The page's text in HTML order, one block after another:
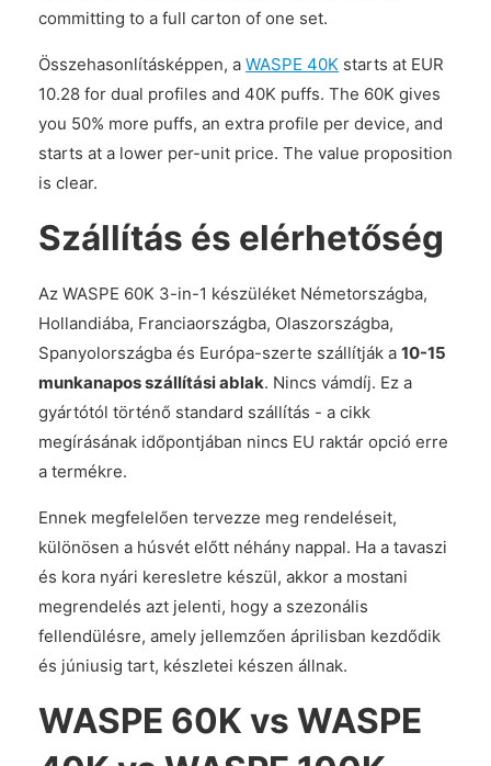
committing to a full carton of one set.
Összehasonlításképpen, a WASPE 40K starts at EUR
10.28 for dual profiles and 40K puffs. The 60K gives
you 50% more puffs, an extra profile per device, and
starts at a lower per-unit price. The value proposition
is clear.
Szállítás és elérhetőség
Az WASPE 60K 3-in-1 készüléket Németországba,
Hollandiába, Franciaországba, Olaszországba,
Spanyolországba és Európa-szerte szállítják a 10-15
munkanapos szállítási ablak. Nincs vámdíj. Ez a
gyártótól történő standard szállítás - a cikk
megírásának időpontjában nincs EU raktár opció erre
a termékre.
Ennek megfelelően tervezze meg rendeléseit,
különösen a húsvét előtt néhány nappal. Ha a tavaszi
és kora nyári keresletre készül, akkor a mostani
megrendelés azt jelenti, hogy a szezonális
fellendülésre, amely jellemzően áprilisban kezdődik
és júniusig tart, készletei készen állnak.
WASPE 60K vs WASPE